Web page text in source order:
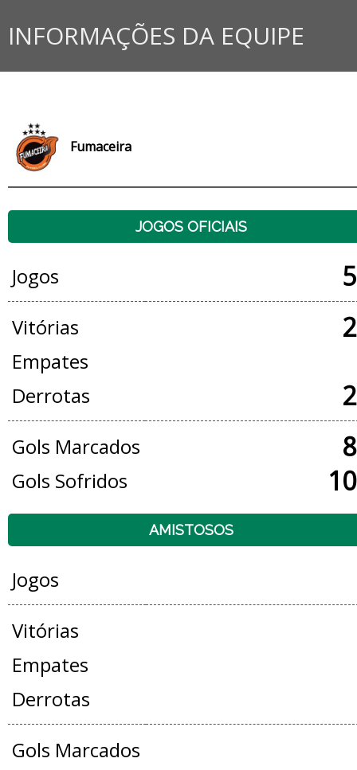
INFORMAÇÕES DA EQUIPE
Fumaceira
JOGOS OFICIAIS
Jogos
Vitórias
Empates
Derrotas
Gols Marcados
Gols Sofridos
AMISTOSOS
Jogos
Vitórias
Empates
Derrotas
Gols Marcados